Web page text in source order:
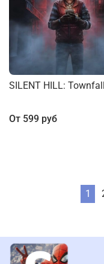
SILENT HILL:
От 599 руб
1